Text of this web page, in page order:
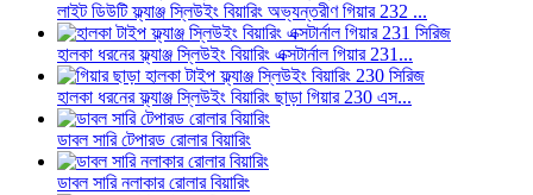
লাইট ডিউটি ​​ফ্ল্যাঞ্জ স্লিউইং বিয়ারিং অভ্যন্তরীণ গিয়ার 232 ...
হালকা ধরনের ফ্ল্যাঞ্জ স্লিউইং বিয়ারিং এক্সটার্নাল গিয়ার 231...
হালকা ধরনের ফ্ল্যাঞ্জ স্লিউইং বিয়ারিং ছাড়া গিয়ার 230 এস...
ডাবল সারি টেপারড রোলার বিয়ারিং
ডাবল সারি নলাকার রোলার বিয়ারিং